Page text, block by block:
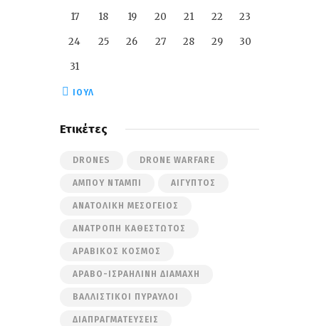
17 18 19 20 21 22 23
24 25 26 27 28 29 30
31
« ΙΟΎΛ
Ετικέτες
DRONES DRONE WARFARE
ΆΜΠΟΥ ΝΤΆΜΠΙ ΑΊΓΥΠΤΟΣ
ΑΝΑΤΟΛΙΚΉ ΜΕΣΌΓΕΙΟΣ
ΑΝΑΤΡΟΠΉ ΚΑΘΕΣΤΏΤΟΣ
ΑΡΑΒΙΚΌΣ ΚΌΣΜΟΣ
ΑΡΑΒΟ-ΙΣΡΑΗΛΙΝΉ ΔΙΑΜΆΧΗ
ΒΑΛΛΙΣΤΙΚΟΊ ΠΎΡΑΥΛΟΙ
ΔΙΑΠΡΑΓΜΑΤΕΎΣΕΙΣ